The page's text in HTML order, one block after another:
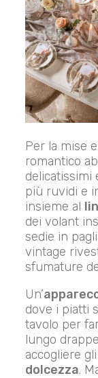
Per la mise
romantico
delicatissimi
più ruvidi e
insieme al
dei volant
sedie in
vintage
sfumature
Un’
dove i piatti
tavolo per
lungo
accogliere
dolcezza.